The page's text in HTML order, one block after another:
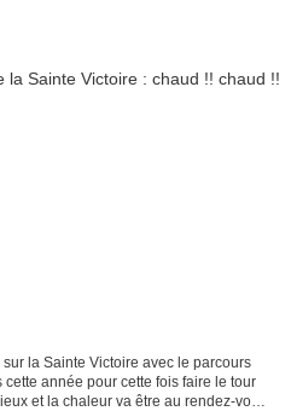
la Sainte Victoire avec le parcours
année pour cette fois faire le tour
et la chaleur va être au rendez-vous,